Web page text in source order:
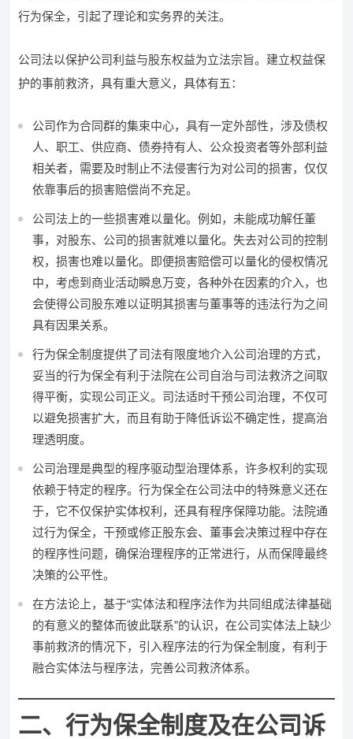
行为保全，引起了理论和实务界的关注。
公司法以保护公司利益与股东权益为立法宗旨。建立权益保
护的事前救济，具有重大意义，具体有五：
公司作为合同群的集束中心，具有一定外部性，涉及债权
人、职工、供应商、债券持有人、公众投资者等外部利益
相关者，需要及时制止不法侵害行为对公司的损害，仅仅
依靠事后的损害赔偿尚不充足。
公司法上的一些损害难以量化。例如，未能成功解任董
事，对股东、公司的损害就难以量化。失去对公司的控制
权，损害也难以量化。即便损害赔偿可以量化的侵权情况
中，考虑到商业活动瞬息万变，各种外在因素的介入，也
会使得公司股东难以证明其损害与董事等的违法行为之间
具有因果关系。
行为保全制度提供了司法有限度地介入公司治理的方式，
妥当的行为保全有利于法院在公司自治与司法救济之间取
得平衡，实现公司正义。司法适时干预公司治理，不仅可
以避免损害扩大，而且有助于降低诉讼不确定性，提高治
理透明度。
公司治理是典型的程序驱动型治理体系，许多权利的实现
依赖于特定的程序。行为保全在公司法中的特殊意义还在
于，它不仅保护实体权利，还具有程序保障功能。法院通
过行为保全，干预或修正股东会、董事会决策过程中存在
的程序性问题，确保治理程序的正常进行，从而保障最终
决策的公平性。
在方法论上，基于“实体法和程序法作为共同组成法律基础
的有意义的整体而彼此联系”的认识，在公司实体法上缺少
事前救济的情况下，引入程序法的行为保全制度，有利于
融合实体法与程序法，完善公司救济体系。
二、行为保全制度及在公司诉